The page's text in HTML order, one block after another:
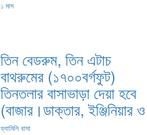
১ মাস
তিন বেডরুম, তিন এটাচ
বাথরুমের (১৭০০বর্গফুট)
তিনতলার বাসাভাড়া দেয়া হবে
(বাজার।ডাক্তার, ইঞ্জিনিয়ার ও
ফ্যামিলি বাসা